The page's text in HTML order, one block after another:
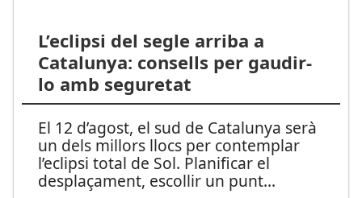
L’eclipsi del segle arriba a
Catalunya: consells per gaudir-
lo amb seguretat
El 12 d’agost, el sud de Catalunya serà
un dels millors llocs per contemplar
l’eclipsi total de Sol. Planificar el
desplaçament, escollir un punt...